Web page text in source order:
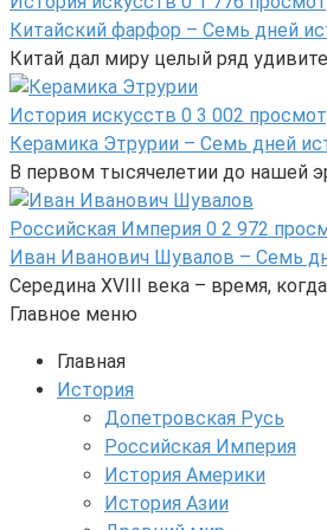
Китайский фарфор – Семь дней
Китай дал миру целый ряд
История искусств 0 3 002
Керамика Этрурии – Семь дней
В первом тысячелетии до нашей
Российская Империя 0 2 972
Иван Иванович Шувалов – Семь
Середина XVIII века – время,
Главное меню
Главная
История
Допетровская Русь
Российская Империя
История Америки
История Азии